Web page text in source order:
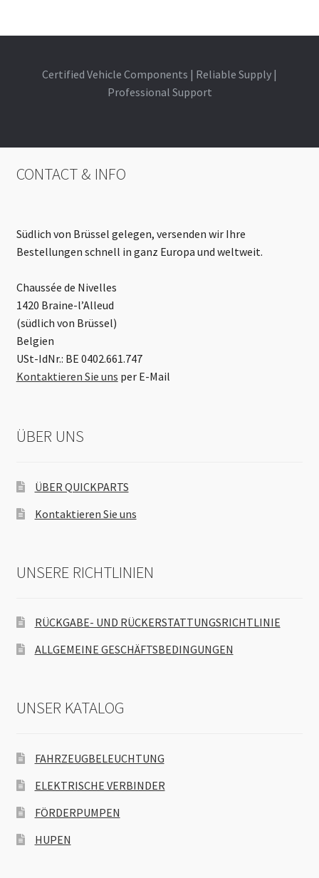
Certified Vehicle Components | Reliable Supply |
Professional Support
CONTACT & INFO
Südlich von Brüssel gelegen, versenden wir Ihre
Bestellungen schnell in ganz Europa und weltweit.
Chaussée de Nivelles
1420 Braine-l’Alleud
(südlich von Brüssel)
Belgien
USt-IdNr.: BE 0402.661.747
Kontaktieren Sie uns per E-Mail
ÜBER UNS
ÜBER QUICKPARTS
Kontaktieren Sie uns
UNSERE RICHTLINIEN
RÜCKGABE- UND RÜCKERSTATTUNGSRICHTLINIE
ALLGEMEINE GESCHÄFTSBEDINGUNGEN
UNSER KATALOG
FAHRZEUGBELEUCHTUNG
ELEKTRISCHE VERBINDER
FÖRDERPUMPEN
HUPEN